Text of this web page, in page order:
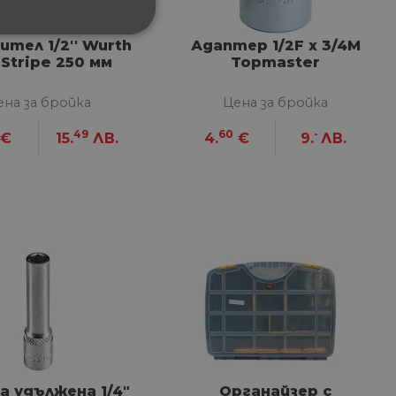
1/2'' Wurth
Stripe 250 мм
за бройка
€ 15.49 ЛВ.
Адаптер 1/2F x 3/4M
Topmaster
Цена за бройка
4.60 € 9.- ЛВ.
удължена 1/4"
Органайзер с
на потребителя